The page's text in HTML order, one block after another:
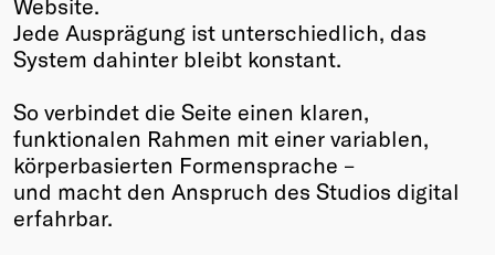
Website.
Jede Ausprägung ist unterschiedlich, das
System dahinter bleibt konstant.
So verbindet die Seite einen klaren,
funktionalen Rahmen mit einer variablen,
körperbasierten Formensprache –
und macht den Anspruch des Studios digital
erfahrbar.